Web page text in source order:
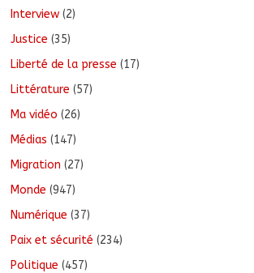
Interview (2)
Justice (35)
Liberté de la presse (17)
Littérature (57)
Ma vidéo (26)
Médias (147)
Migration (27)
Monde (947)
Numérique (37)
Paix et sécurité (234)
Politique (457)